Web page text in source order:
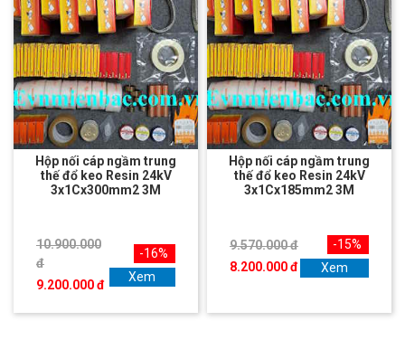
Hộp nối cáp ngầm trung
thế đổ keo Resin 24kV
3x1Cx300mm2 3M
10.900.000
đ
9.200.000 đ
-16%
Xem
Hộp nối cáp ngầm trung
thế đổ keo Resin 24kV
3x1Cx185mm2 3M
9.570.000 đ
8.200.000 đ
-15%
Xem